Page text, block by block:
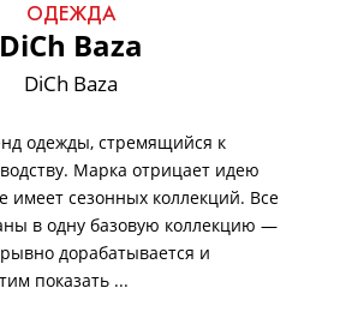
ОДЕЖДА
DiCh Baza
DiCh Baza
одежды, стремящийся к
Марка отрицает идею
имеет сезонных коллекций. Все
в одну базовую коллекцию —
дорабатывается и